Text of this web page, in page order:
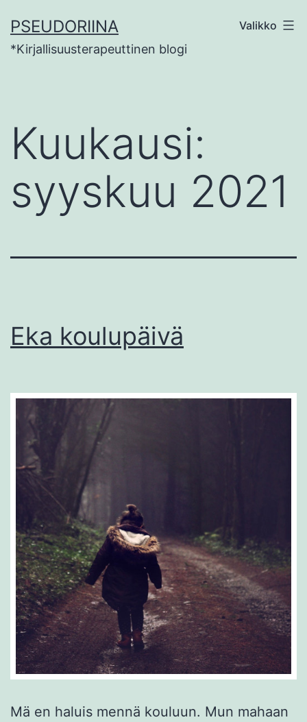
sisältöön
PSEUDORIINA
*Kirjallisuusterapeuttinen blogi
Valikko
Kuukausi:
syyskuu 2021
Eka koulupäivä
Mä en haluis mennä kouluun. Mun mahaan